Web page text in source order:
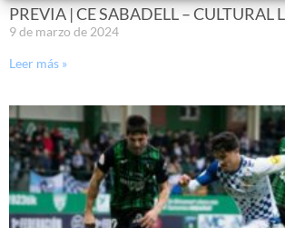
PREVIA | CE SABADELL – CULTURAL
9 de marzo de 2024
Leer más »